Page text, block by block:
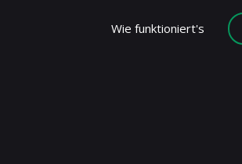
Wie funktioniert's